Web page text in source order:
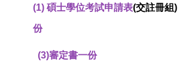
(1) 碩士學位考試申請表(交註冊組)
份
(3)審定書一份